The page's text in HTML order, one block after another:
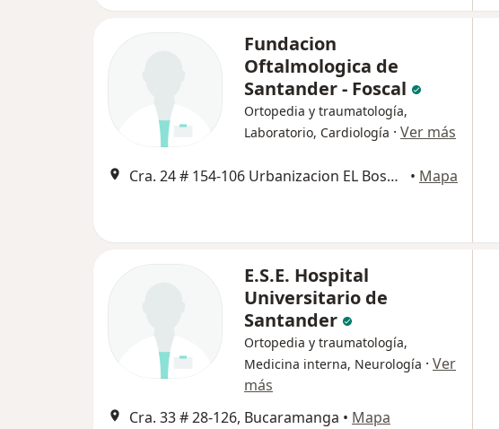
Fundacion
Oftalmologica de
Santander - Foscal
Ortopedia y traumatología,
Laboratorio, Cardiología · Ver más
Cra. 24 # 154-106 Urbanizacion EL Bosque, Floridablanca • Mapa
E.S.E. Hospital
Universitario de
Santander
Ortopedia y traumatología,
Medicina interna, Neurología · Ver
más
Cra. 33 # 28-126, Bucaramanga • Mapa